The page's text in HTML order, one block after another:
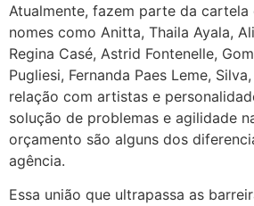
Atualmente, fazem parte da cartela
nomes como Anitta, Thaila Ayala,
Regina Casé, Astrid Fontenelle,
Pugliesi, Fernanda Paes Leme,
relação com artistas e
solução de problemas e agilidade
orçamento são alguns dos
agência.
Essa união que ultrapassa as